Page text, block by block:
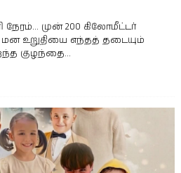
நேரம்… முன் 200 கிலோமீட்டர்
உறுதியை எந்தத் தடையும்
குழந்தை...